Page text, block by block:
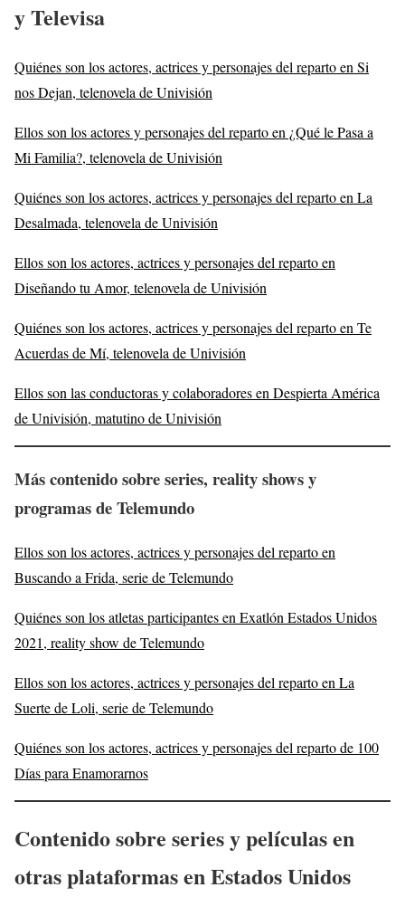
y Televisa
Quiénes son los actores, actrices y personajes del reparto en Si
nos Dejan, telenovela de Univisión
Ellos son los actores y personajes del reparto en ¿Qué le Pasa a
Mi Familia?, telenovela de Univisión
Quiénes son los actores, actrices y personajes del reparto en La
Desalmada, telenovela de Univisión
Ellos son los actores, actrices y personajes del reparto en
Diseñando tu Amor, telenovela de Univisión
Quiénes son los actores, actrices y personajes del reparto en Te
Acuerdas de Mí, telenovela de Univisión
Ellos son las conductoras y colaboradores en Despierta América
de Univisión, matutino de Univisión
Más contenido sobre series, reality shows y
programas de Telemundo
Ellos son los actores, actrices y personajes del reparto en
Buscando a Frida, serie de Telemundo
Quiénes son los atletas participantes en Exatlón Estados Unidos
2021, reality show de Telemundo
Ellos son los actores, actrices y personajes del reparto en La
Suerte de Loli, serie de Telemundo
Quiénes son los actores, actrices y personajes del reparto de 100
Días para Enamorarnos
Contenido sobre series y películas en
otras plataformas en Estados Unidos